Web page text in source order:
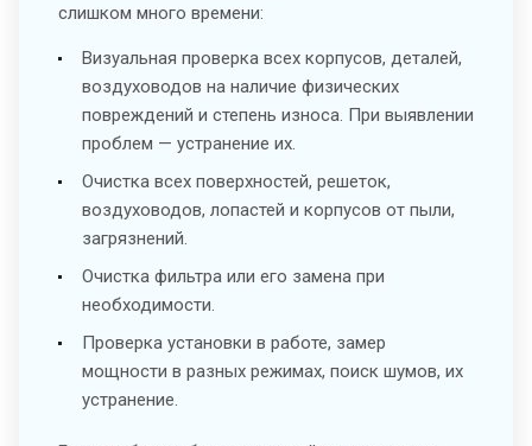
слишком много времени:
Визуальная проверка всех корпусов, деталей,
воздуховодов на наличие физических
повреждений и степень износа. При выявлении
проблем — устранение их.
Очистка всех поверхностей, решеток,
воздуховодов, лопастей и корпусов от пыли,
загрязнений.
Очистка фильтра или его замена при
необходимости.
Проверка установки в работе, замер
мощности в разных режимах, поиск шумов, их
устранение.